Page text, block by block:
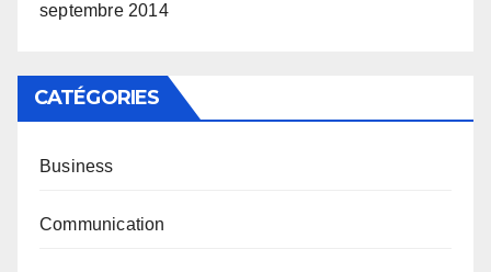
septembre 2014
CATÉGORIES
Business
Communication